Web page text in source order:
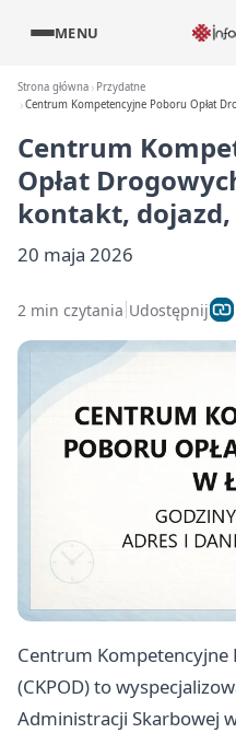
MENU
Strona główna
Przydatne
Centrum Kompetencyjne Poboru Opłat
Centrum
Opłat
kontakt,
20 maja 2026
2 min czytania Udostępnij
Centrum Kompetencyjne
(CKPOD) to
Administracji Skarbowej